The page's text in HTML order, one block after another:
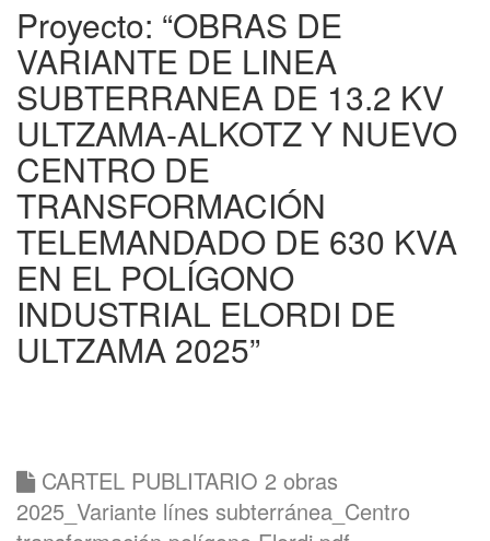
Proyecto: “OBRAS DE
VARIANTE DE LINEA
SUBTERRANEA DE 13.2 KV
ULTZAMA-ALKOTZ Y NUEVO
CENTRO DE
TRANSFORMACIÓN
TELEMANDADO DE 630 KVA
EN EL POLÍGONO
INDUSTRIAL ELORDI DE
ULTZAMA 2025”
CARTEL PUBLITARIO 2 obras
2025_Variante línes subterránea_Centro